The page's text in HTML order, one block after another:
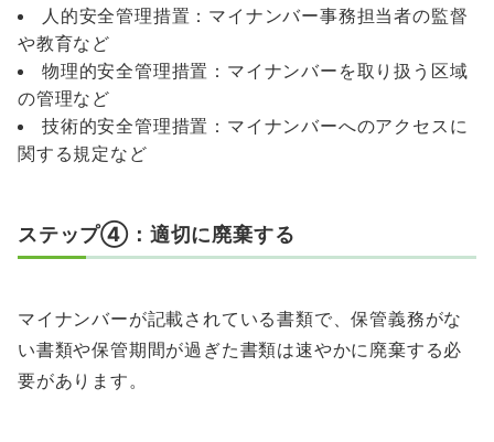
人的安全管理措置：マイナンバー事務担当者の監督
や教育など
物理的安全管理措置：マイナンバーを取り扱う区域
の管理など
技術的安全管理措置：マイナンバーへのアクセスに
関する規定など
ステップ④：適切に廃棄する
マイナンバーが記載されている書類で、保管義務がな
い書類や保管期間が過ぎた書類は速やかに廃棄する必
要があります。